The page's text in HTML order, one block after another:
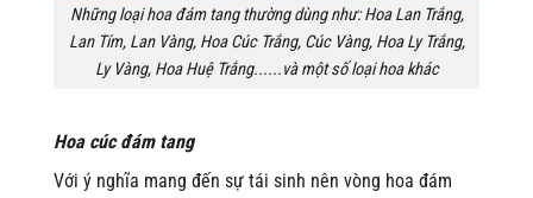
Những loại hoa đám tang thường dùng như: Hoa Lan Trắng,
Lan Tím, Lan Vàng, Hoa Cúc Trắng, Cúc Vàng, Hoa Ly Trắng,
Ly Vàng, Hoa Huệ Trắng......và một số loại hoa khác
Hoa cúc đám tang
Với ý nghĩa mang đến sự tái sinh nên vòng hoa đám